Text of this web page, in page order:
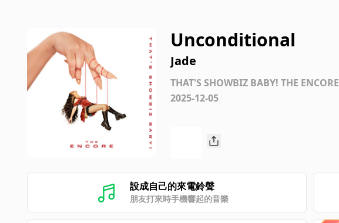
Unconditional
Jade
THAT'S SHOWBIZ BABY! THE ENCORE
2025-12-05
設成自己的來電鈴聲
朋友打來時手機響起的音樂